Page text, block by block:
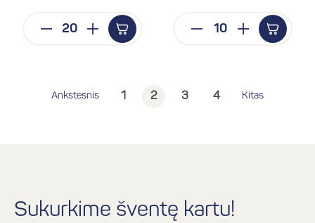
Ankstesnis 1 2 3 4 Kitas
Sukurkime šventę kartu!